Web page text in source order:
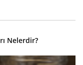
Nelerdir?